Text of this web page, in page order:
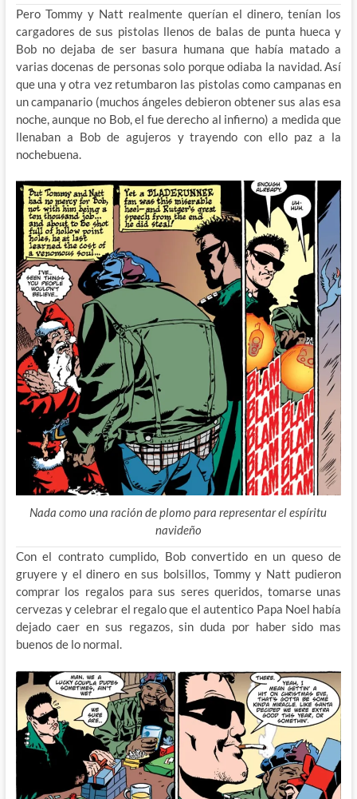
Pero Tommy y Natt realmente querían el dinero, tenían los
cargadores de sus pistolas llenos de balas de punta hueca y
Bob no dejaba de ser basura humana que había matado a
varias docenas de personas solo porque odiaba la navidad. Así
que una y otra vez retumbaron las pistolas como campanas en
un campanario (muchos ángeles debieron obtener sus alas esa
noche, aunque no Bob, el fue derecho al infierno) a medida que
llenaban a Bob de agujeros y trayendo con ello paz a la
nochebuena.
Nada como una ración de plomo para representar el espíritu
navideño
Con el contrato cumplido, Bob convertido en un queso de
gruyere y el dinero en sus bolsillos, Tommy y Natt pudieron
comprar los regalos para sus seres queridos, tomarse unas
cervezas y celebrar el regalo que el autentico Papa Noel había
dejado caer en sus regazos, sin duda por haber sido mas
buenos de lo normal.